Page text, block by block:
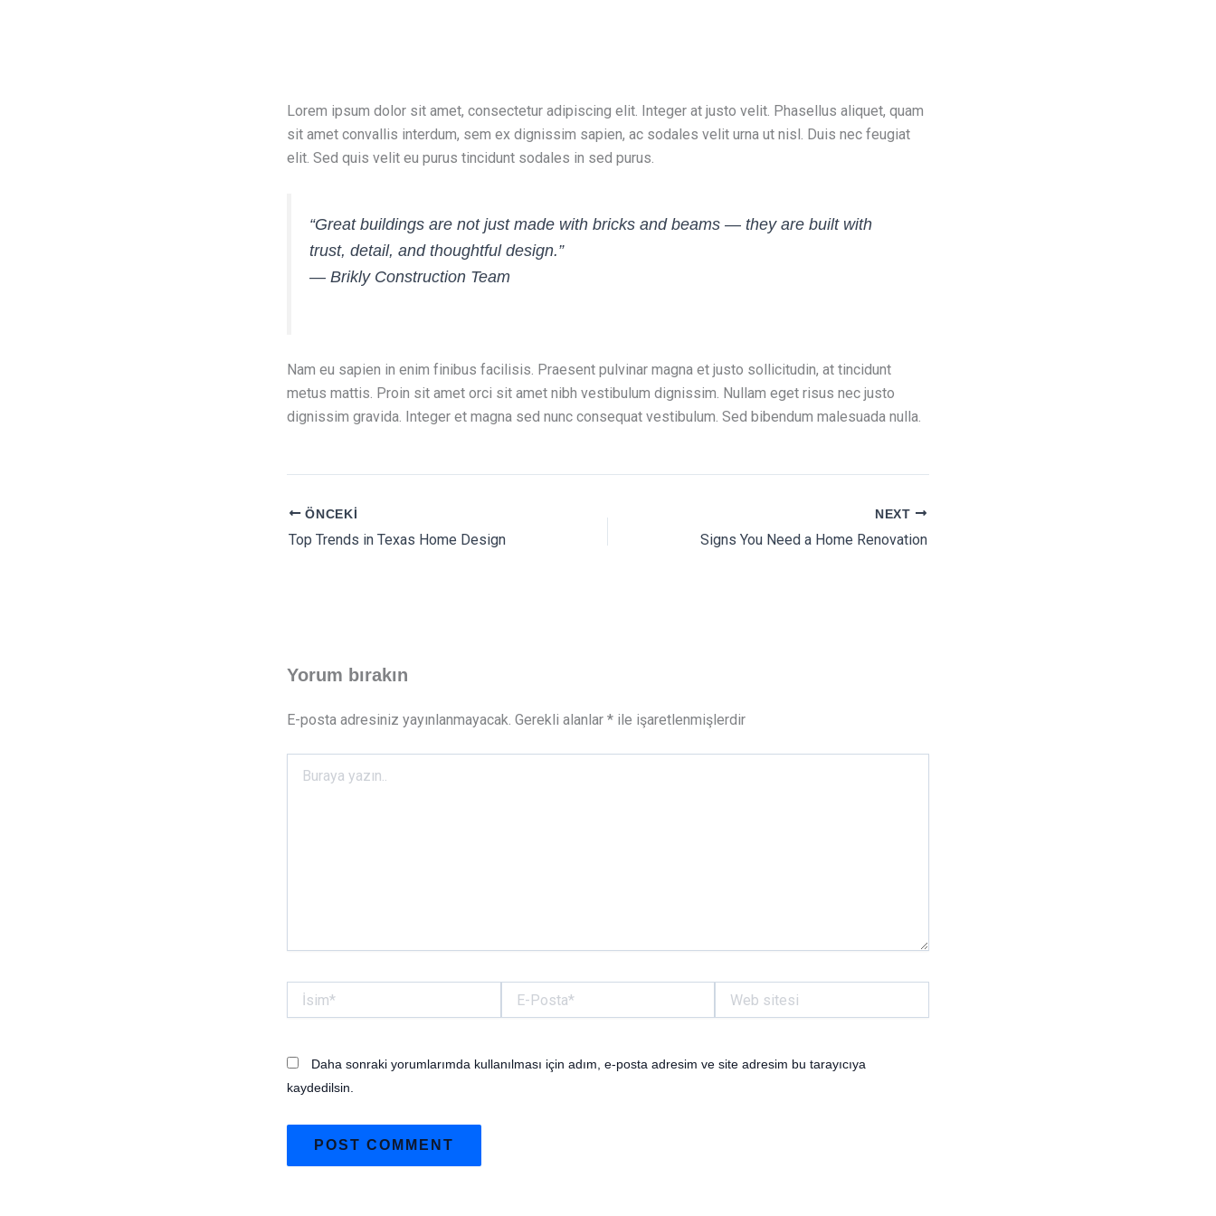
Lorem ipsum dolor sit amet, consectetur adipiscing elit. Integer at justo velit. Phasellus aliquet, quam
sit amet convallis interdum, sem ex dignissim sapien, ac sodales velit urna ut nisl. Duis nec feugiat
elit. Sed quis velit eu purus tincidunt sodales in sed purus.
“Great buildings are not just made with bricks and beams — they are built with
trust, detail, and thoughtful design.”
— Brikly Construction Team
Nam eu sapien in enim finibus facilisis. Praesent pulvinar magna et justo sollicitudin, at tincidunt
metus mattis. Proin sit amet orci sit amet nibh vestibulum dignissim. Nullam eget risus nec justo
dignissim gravida. Integer et magna sed nunc consequat vestibulum. Sed bibendum malesuada nulla.
ÖNCEKI
Top Trends in Texas Home Design
NEXT
Signs You Need a Home Renovation
Yorum bırakın
E-posta adresiniz yayınlanmayacak. Gerekli alanlar * ile işaretlenmişlerdir
yazın..
İsim*
Posta*
sitesi
Daha sonraki yorumlarımda kullanılması için adım, e-posta adresim ve site adresim bu tarayıcıya
kaydedilsin.